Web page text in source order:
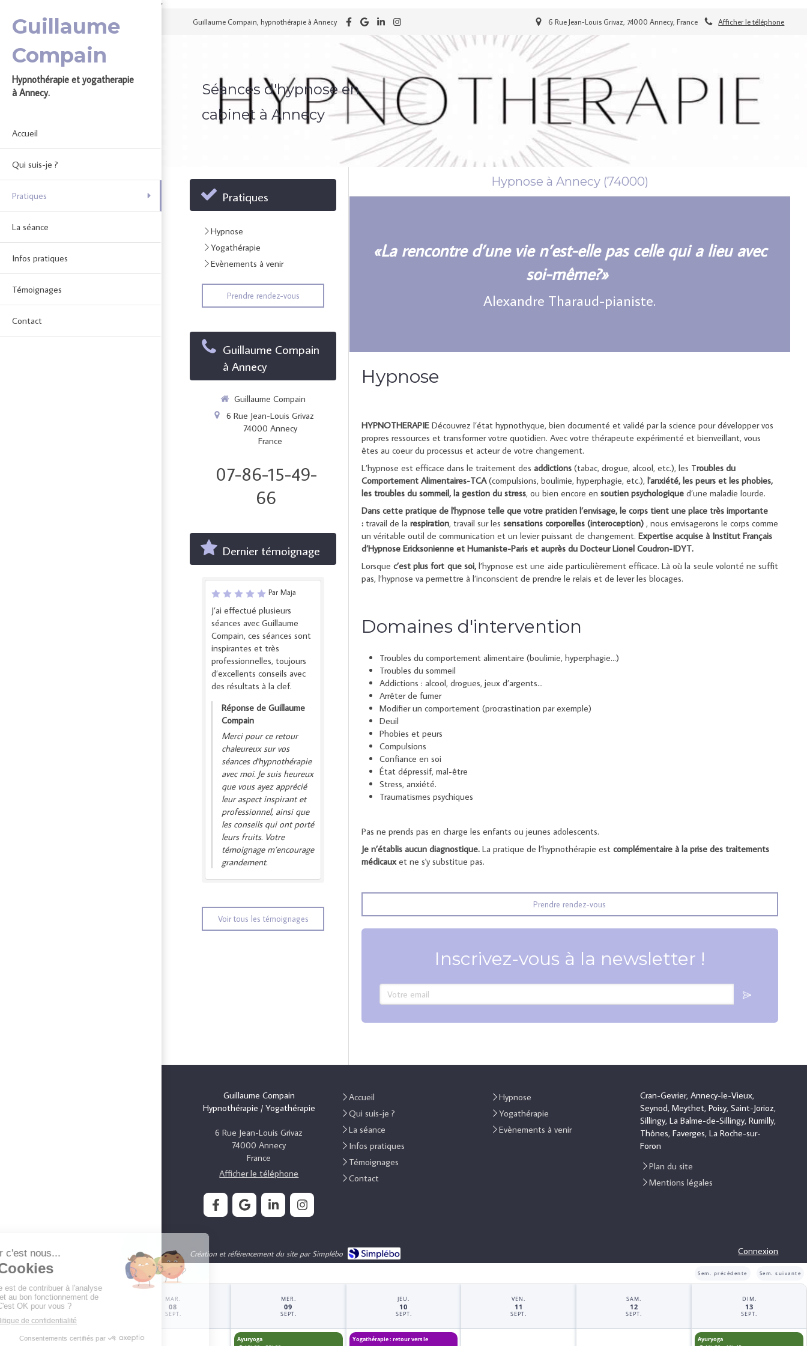
height="0" width="0" style="display:none;visibility:hidden">
Guillaume
Compain
Hypnothérapie et yogatherapie
à Annecy.
Accueil
Qui suis-je ?
Pratiques
La séance
Infos pratiques
Témoignages
Contact
Guillaume Compain, hypnothérapie à Annecy Afficher le téléphone
6 Rue Jean-Louis Grivaz, 74000 Annecy, France
Séances d'hypnose en
cabinet à Annecy
Hypnose à Annecy (74000)
«La rencontre d’une vie n’est-elle pas celle qui a lieu avec
soi-même?»
Alexandre Tharaud-pianiste.
Hypnose
HYPNOTHERAPIEDécouvrez l’état hypnothyque, bien documenté et validé par la science pour développer vos
propres ressources et transformer votre quotidien. Avec votre thérapeute expérimenté et bienveillant, vous
êtes au coeur du processus et acteur de votre changement.
L’hypnose est efficace dans le traitement des addictions(tabac, drogue, alcool, etc.), les Troubles du
Comportement Alimentaires-TCA(compulsions, boulimie, hyperphagie, etc.), l'anxiété, les peurs et les phobies,
les troubles du sommeil, la gestion du stress, ou bien encore en soutien psychologiqued’une maladie lourde.
Dans cette pratique de l'hypnose telle que votre praticien l’envisage, le corps tient une place très importante
:travail de la respiration, travail sur les sensations corporelles (interoception) , nous envisagerons le corps comme
un véritable outil de communication et un levier puissant de changement. Expertise acquise à Institut Français
d’Hypnose Ericksonienne et Humaniste-Paris et auprès du Docteur Lionel Coudron-IDYT.
Lorsquec’est plus fort que soi, l’hypnose est une aide particulièrement efficace. Là où la seule volonté ne suffit
pas, l’hypnose va permettre à l’inconscient de prendre le relais et de lever les blocages.
Domaines d'intervention
Troubles du comportement alimentaire (boulimie, hyperphagie…)
Troubles du sommeil
Addictions : alcool, drogues, jeux d’argents…
Arrêter de fumer
Modifier un comportement (procrastination par exemple)
Deuil
Phobies et peurs
Compulsions
Confiance en soi
État dépressif, mal-être
Stress, anxiété.
Traumatismes psychiques
Pas ne prends pas en charge les enfants ou jeunes adolescents.
Je n’établis aucun diagnostique. La pratique de l’hypnothérapie est complémentaire à la prise des traitements
médicauxet ne s'y substitue pas.
Prendre rendez-vous
Inscrivez-vous à la newsletter !
Votre email
Pratiques
Hypnose
Yogathérapie
Evènements à venir
Prendre rendez-vous
Guillaume Compain
à Annecy
Guillaume Compain
6 Rue Jean-Louis Grivaz
74000 Annecy
France
07-86-15-49-
66
Dernier témoignage
Par Maja
J’ai effectué plusieurs
séances avec Guillaume
Compain, ces séances sont
inspirantes et très
professionnelles, toujours
d’excellents conseils avec
des résultats à la clef.
Réponse de Guillaume
Compain
Merci pour ce retour
chaleureux sur vos
séances d'hypnothérapie
avec moi. Je suis heureux
que vous ayez apprécié
leur aspect inspirant et
professionnel, ainsi que
les conseils qui ont porté
leurs fruits. Votre
témoignage m’encourage
grandement.
Voir tous les témoignages
Guillaume Compain
Hypnothérapie / Yogathérapie
6 Rue Jean-Louis Grivaz
74000 Annecy
France
Afficher le téléphone
Accueil
Qui suis-je ?
La séance
Infos pratiques
Témoignages
Contact
Hypnose
Yogathérapie
Evènements à venir
Cran-Gevrier, Annecy-le-Vieux,
Seynod, Meythet, Poisy, Saint-Jorioz,
Sillingy, La Balme-de-Sillingy, Rumilly,
Thônes, Faverges, La Roche-sur-
Foron
Plan du site
Mentions légales
Création et référencement du site par Simplébo Connexion
Sem. précédente Sem. suivante
LUN.
07
Ayuryoga
MAR.
08
SEPT.
MER.
09
SEPT.
Ayuryoga
JEU.
10
SEPT.
Yogathérapie : retour vers le
VEN.
11
SEPT.
SAM.
12
SEPT.
DIM.
13
SEPT.
Ayuryoga